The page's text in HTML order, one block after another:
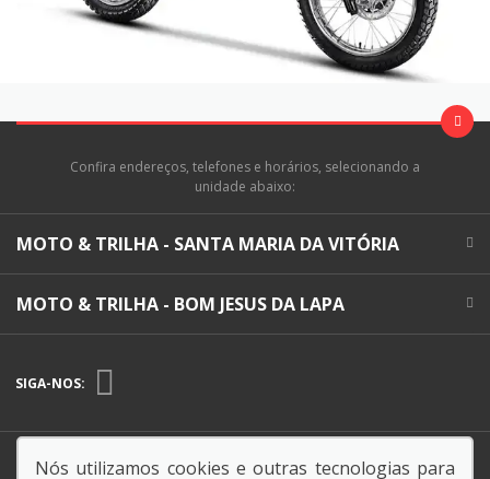
Confira endereços, telefones e horários, selecionando a
unidade abaixo:
MOTO & TRILHA - SANTA MARIA DA VITÓRIA
MOTO & TRILHA - BOM JESUS DA LAPA
SIGA-NOS:
Endereço Matriz: BR 430, 0 - KM 1,LOTES 04 E 06, -
Nós utilizamos cookies e outras tecnologias para